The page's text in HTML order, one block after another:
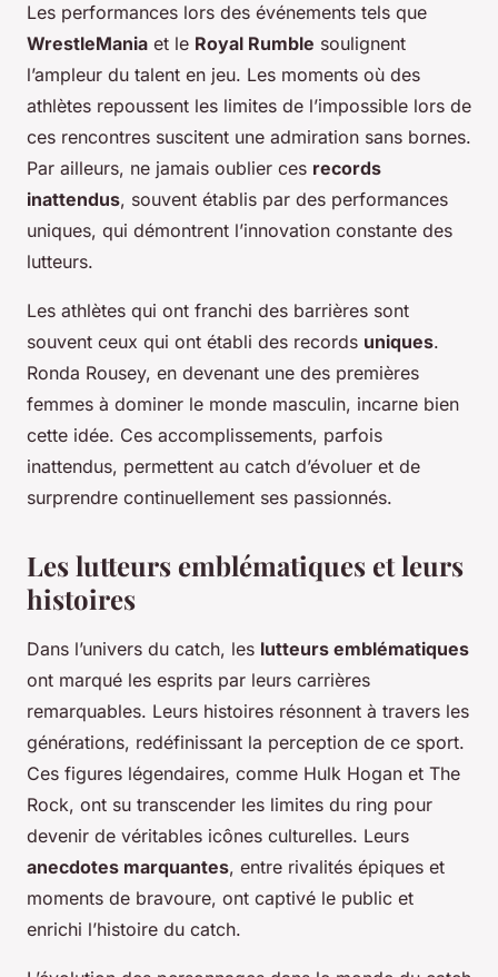
Les performances lors des événements tels que
WrestleMania et le Royal Rumble soulignent
l’ampleur du talent en jeu. Les moments où des
athlètes repoussent les limites de l’impossible lors de
ces rencontres suscitent une admiration sans bornes.
Par ailleurs, ne jamais oublier ces records
inattendus, souvent établis par des performances
uniques, qui démontrent l’innovation constante des
lutteurs.
Les athlètes qui ont franchi des barrières sont
souvent ceux qui ont établi des records uniques.
Ronda Rousey, en devenant une des premières
femmes à dominer le monde masculin, incarne bien
cette idée. Ces accomplissements, parfois
inattendus, permettent au catch d’évoluer et de
surprendre continuellement ses passionnés.
Les lutteurs emblématiques et leurs
histoires
Dans l’univers du catch, les lutteurs emblématiques
ont marqué les esprits par leurs carrières
remarquables. Leurs histoires résonnent à travers les
générations, redéfinissant la perception de ce sport.
Ces figures légendaires, comme Hulk Hogan et The
Rock, ont su transcender les limites du ring pour
devenir de véritables icônes culturelles. Leurs
anecdotes marquantes, entre rivalités épiques et
moments de bravoure, ont captivé le public et
enrichi l’histoire du catch.